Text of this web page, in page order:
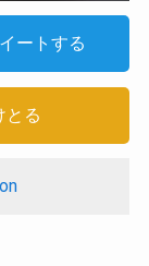
ートする
とる